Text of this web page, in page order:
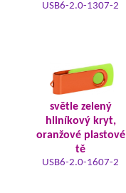
USB6-2.0-1307-2
světle zelený
hliníkový kryt,
oranžové plastové
tě
USB6-2.0-1607-2